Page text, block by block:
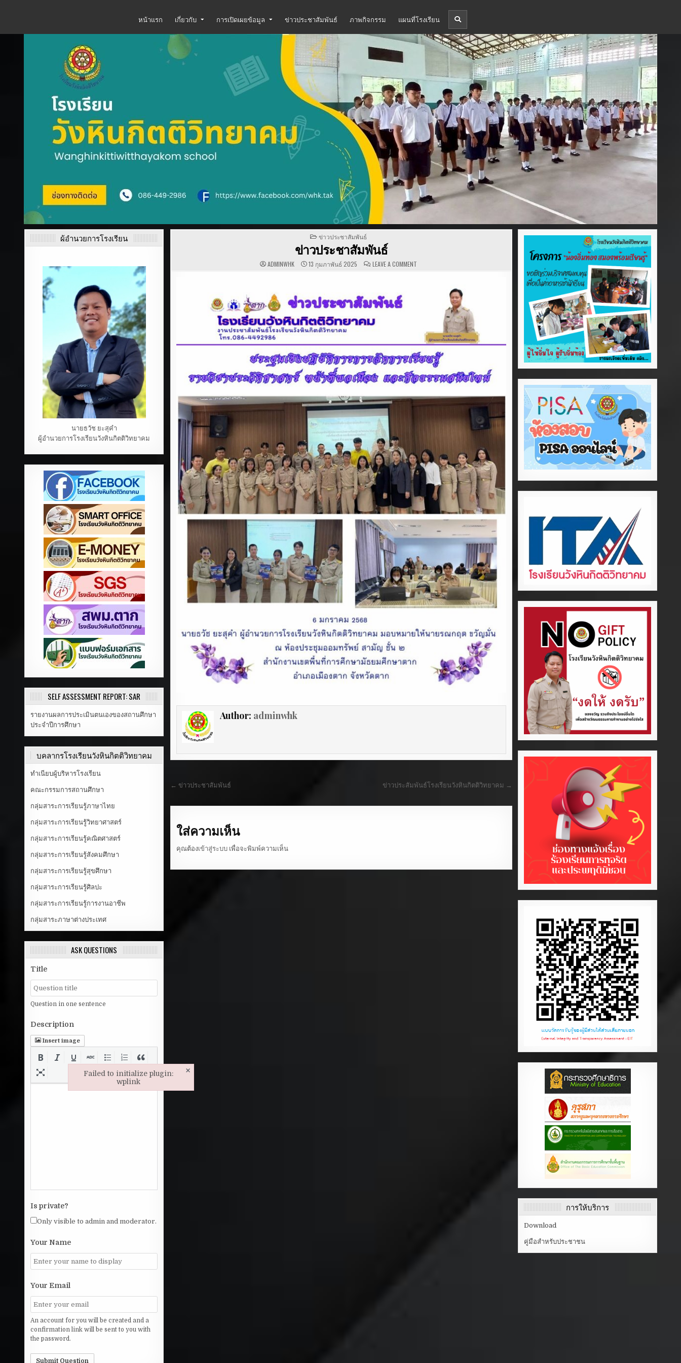
โรงเรียนวังหินกิตติวิทยาคม
หน้าแรก เกี่ยวกับ การเปิดเผยข้อมูล ข่าวประชาสัมพันธ์ ภาพกิจกรรม แผนที่โรงเรียน
ผู้อำนวยการโรงเรียน
นายธวัช ยะสุคำ
ผู้อำนวยการโรงเรียนวังหินกิตติวิทยาคม
SELF ASSESSMENT REPORT: SAR
รายงานผลการประเมินตนเองของสถานศึกษา
ประจำปีการศึกษา
บุคลากรโรงเรียนวังหินกิตติวิทยาคม
ทำเนียบผู้บริหารโรงเรียน
คณะกรรมการสถานศึกษา
กลุ่มสาระการเรียนรู้ภาษาไทย
กลุ่มสาระการเรียนรู้วิทยาศาสตร์
กลุ่มสาระการเรียนรู้คณิตศาสตร์
กลุ่มสาระการเรียนรู้สังคมศึกษา
กลุ่มสาระการเรียนรู้สุขศึกษา
กลุ่มสาระการเรียนรู้ศิลปะ
กลุ่มสาระการเรียนรู้การงานอาชีพ
กลุ่มสาระภาษาต่างประเทศ
ASK QUESTIONS
Title
Question in one sentence
Description
Insert image
Is private?
Only visible to admin and moderator.
Your Name
Your Email
An account for you will be created and a
confirmation link will be sent to you with
the password.
Submit Question
POSTED
IN
ข่าวประชาสัมพันธ์
ข่าวประชาสัมพันธ์
ADMINWHK 13 กุมภาพันธ์ 2025 LEAVE A COMMENT
Author: adminwhk
ข่าวประสัมพันธ์โรงเรียนวังหินกิตติวิทยาคม →
← ข่าวประชาสัมพันธ์
ใส่ความเห็น
คุณต้องเข้าสู่ระบบเพื่อจะพิมพ์ความเห็น
การให้บริการ
Download
คู่มือสำหรับประชาชน
Failed to initialize plugin:
wplink
×
Failed to initialize plugin: wplink